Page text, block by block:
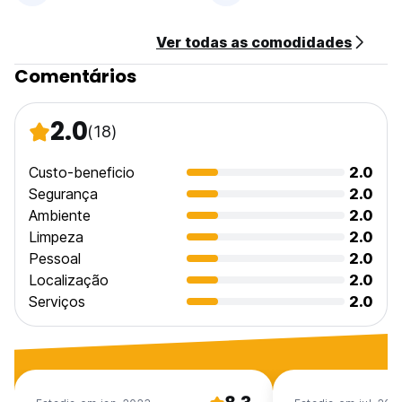
Ver todas as comodidades
Comentários
2.0(18)
Custo-beneficio
2.0
Segurança
2.0
Ambiente
2.0
Limpeza
2.0
Pessoal
2.0
Localização
2.0
Serviços
2.0